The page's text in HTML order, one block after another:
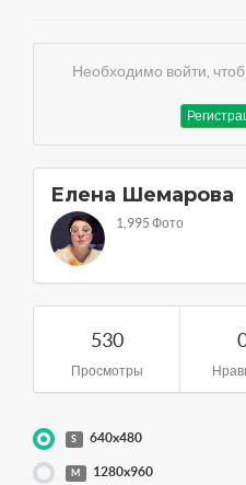
Необходимо войти,
Елена Шемарова
1,995 Фото
530
Просмотры
S 640x480
M 1280x960